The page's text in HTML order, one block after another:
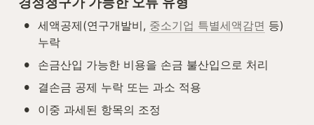
• 세액공제(연구개발비, 중소기업 특별세액감면 등)
누락
• 손금산입 가능한 비용을 손금 불산입으로 처리
• 결손금 공제 누락 또는 과소 적용
• 이중 과세된 항목의 조정